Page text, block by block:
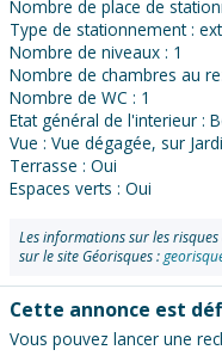
Nombre de place de
Type de stationnement :
Nombre de niveaux : 1
Nombre de chambres au
Nombre de WC : 1
Etat général de l'interieur :
Vue : Vue dégagée, sur
Terrasse : Oui
Espaces verts : Oui
Les informations sur les
sur le site Géorisques :
Cette annonce est
Vous pouvez lancer une